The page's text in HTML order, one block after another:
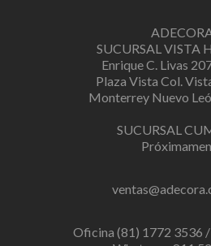
SUCURSAL VISTA
Enrique C. Livas
Plaza Vista Col.
Monterrey Nuevo
SUCURSAL
Oficina (81) 1772 3536